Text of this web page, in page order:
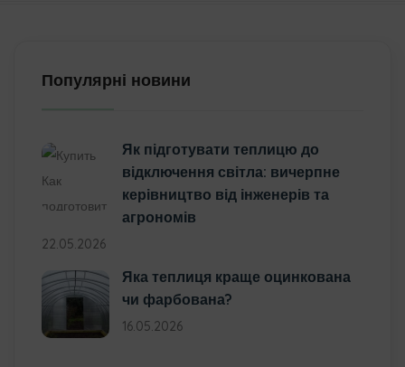
Популярні новини
Як підготувати теплицю до
відключення світла: вичерпне
керівництво від інженерів та
агрономів
22.05.2026
Яка теплиця краще оцинкована
чи фарбована?
16.05.2026